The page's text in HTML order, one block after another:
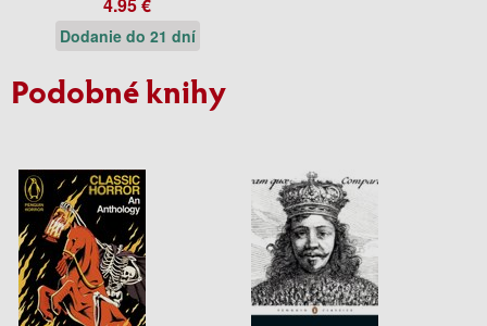
Dodanie do 21 dní
Podobné knihy